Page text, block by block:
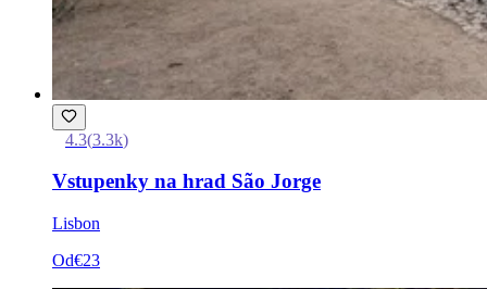
4.3(3.3k)
Vstupenky na hrad São Jorge
Lisbon
Od€23